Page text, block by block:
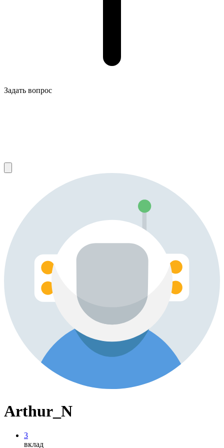
Задать вопрос
Arthur_N
3
вклад